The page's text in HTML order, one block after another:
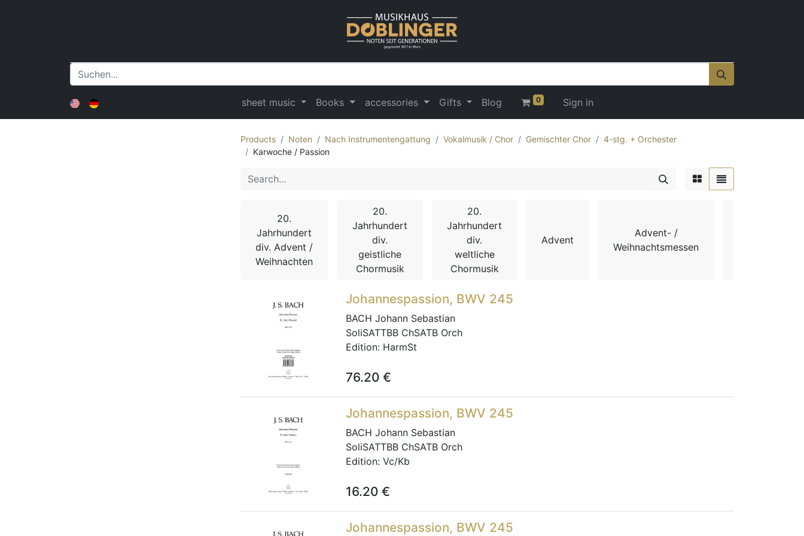
sheet music Books accessories Gifts Blog 0 Sign in
Products Noten Nach Instrumentengattung Vokalmusik / Chor Gemischter Chor
4-stg. + Orchester
Karwoche / Passion
20.
Jahrhundert
div. Advent /
Weihnachten
20.
Jahrhundert
div.
geistliche
Chormusik
20.
Jahrhundert
div.
weltliche
Chormusik
Advent
Advent- /
Weihnachtsmessen
Johannespassion, BWV 245
BACH Johann Sebastian
SoliSATTBB ChSATB Orch
Edition: HarmSt
76.20 €
Johannespassion, BWV 245
BACH Johann Sebastian
SoliSATTBB ChSATB Orch
Edition: Vc/Kb
16.20 €
Johannespassion, BWV 245